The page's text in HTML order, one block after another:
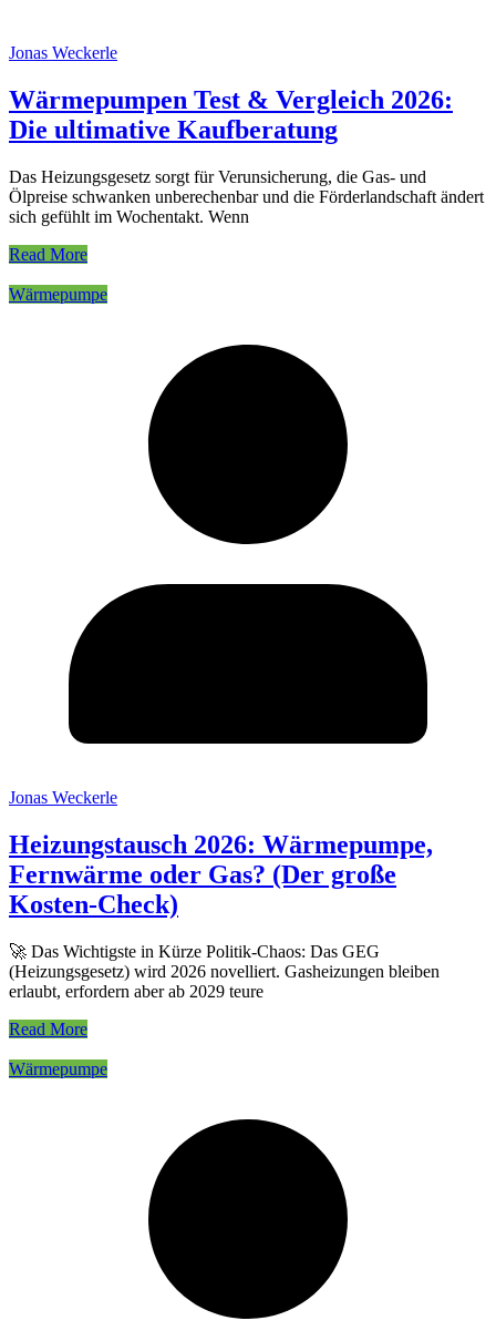
Jonas Weckerle
Wärmepumpen Test & Vergleich 2026:
Die ultimative Kaufberatung
Das Heizungsgesetz sorgt für Verunsicherung, die Gas- und
Ölpreise schwanken unberechenbar und die Förderlandschaft ändert
sich gefühlt im Wochentakt. Wenn
Read More
Wärmepumpe
Jonas Weckerle
Heizungstausch 2026: Wärmepumpe,
Fernwärme oder Gas? (Der große
Kosten-Check)
🚀 Das Wichtigste in Kürze Politik-Chaos: Das GEG
(Heizungsgesetz) wird 2026 novelliert. Gasheizungen bleiben
erlaubt, erfordern aber ab 2029 teure
Read More
Wärmepumpe